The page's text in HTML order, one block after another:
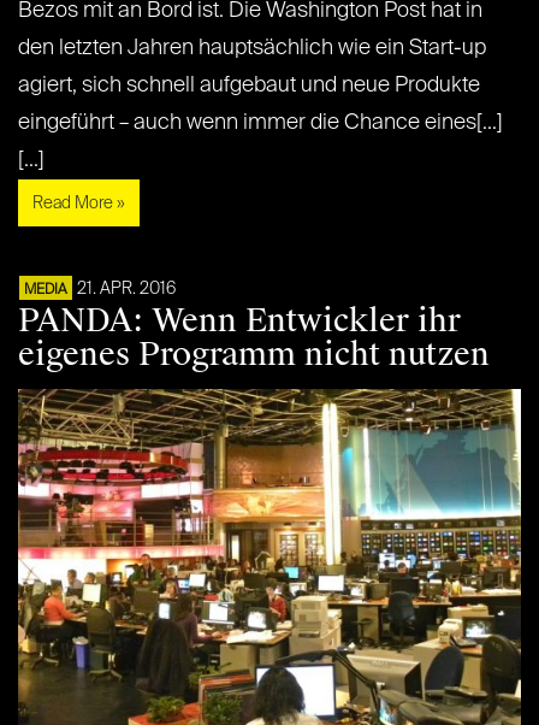
Bezos mit an Bord ist. Die Washington Post hat in
den letzten Jahren hauptsächlich wie ein Start-up
agiert, sich schnell aufgebaut und neue Produkte
eingeführt – auch wenn immer die Chance eines[...]
[...]
Read More »
MEDIA 21. APR. 2016
PANDA: Wenn Entwickler ihr
eigenes Programm nicht nutzen